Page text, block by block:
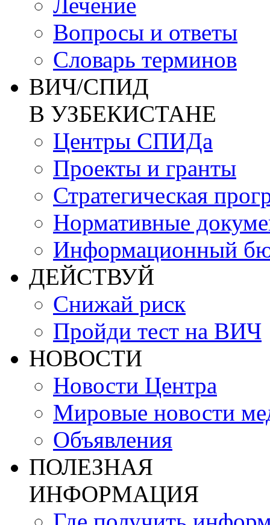
Вопросы и ответы
Словарь терминов
ВИЧ/СПИД
В УЗБЕКИСТАНЕ
Центры СПИДа
Проекты и гранты
Стратегическая
Нормативные
Информационный
ДЕЙСТВУЙ
Снижай риск
Пройди тест на ВИЧ
НОВОСТИ
Новости Центра
Мировые новости
Объявления
ПОЛЕЗНАЯ
ИНФОРМАЦИЯ